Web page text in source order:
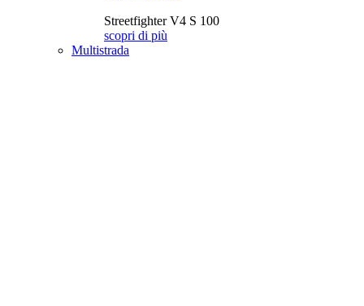
Streetfighter V4 S 100
scopri di più
Multistrada